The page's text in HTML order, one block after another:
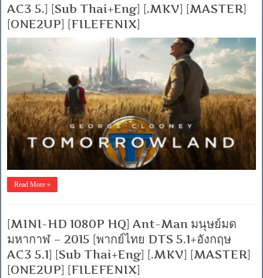
AC3 5.] [Sub Thai+Eng] [.MKV] [MASTER]
[ONE2UP] [FILEFENIX]
Read More »
[MINI-HD 1080P HQ] Ant-Man มนุษย์มด
มหากาฬ – 2015 [พากย์ไทย DTS 5.1+อังกฤษ
AC3 5.1] [Sub Thai+Eng] [.MKV] [MASTER]
[ONE2UP] [FILEFENIX]